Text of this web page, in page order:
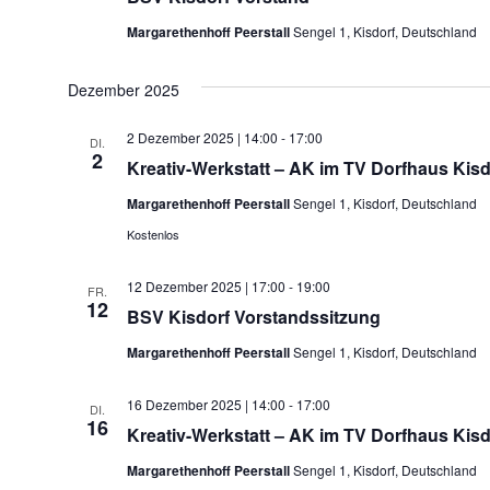
Margarethenhoff PeerstallSengel 1, Kisdorf, Deutschland
Dezember 2025
DI.
2 Kreativ-Werkstatt – AK im TV Dorfhaus
2 Dezember 2025 | 14:00 - 17:00
Margarethenhoff PeerstallSengel 1, Kisdorf, Deutschland
Kostenlos
FR.
12 BSV Kisdorf Vorstandssitzung
12 Dezember 2025 | 17:00 - 19:00
Margarethenhoff PeerstallSengel 1, Kisdorf, Deutschland
DI.
16 Kreativ-Werkstatt – AK im TV Dorfhaus
16 Dezember 2025 | 14:00 - 17:00
Margarethenhoff PeerstallSengel 1, Kisdorf, Deutschland